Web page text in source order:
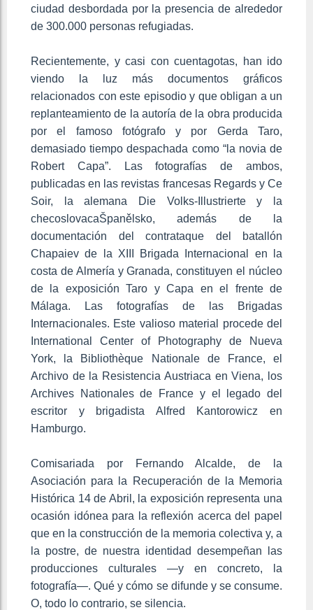
ciudad desbordada por la presencia de alrededor
de 300.000 personas refugiadas.
Recientemente, y casi con cuentagotas, han ido
viendo la luz más documentos gráficos
relacionados con este episodio y que obligan a un
replanteamiento de la autoría de la obra producida
por el famoso fotógrafo y por Gerda Taro,
demasiado tiempo despachada como “la novia de
Robert Capa”. Las fotografías de ambos,
publicadas en las revistas francesas Regards y Ce
Soir, la alemana Die Volks-Illustrierte y la
checoslovacaŠpanělsko, además de la
documentación del contrataque del batallón
Chapaiev de la XIII Brigada Internacional en la
costa de Almería y Granada, constituyen el núcleo
de la exposición Taro y Capa en el frente de
Málaga. Las fotografías de las Brigadas
Internacionales. Este valioso material procede del
International ­Center of Photography de Nueva
York, la Bibliothèque Nationale de France, el
Archivo de la Resistencia Austriaca en Viena, los
Archives Nationales de France y el legado del
escritor y brigadista Alfred Kantorowicz en
Hamburgo.
Comisariada por Fernando Alcalde, de la
Asociación para la Recuperación de la Memoria
Histórica 14 de Abril, la exposición representa una
ocasión idónea para la reflexión acerca del papel
que en la construcción de la memoria colectiva y, a
la postre, de nuestra identidad desempeñan las
producciones culturales —y en concreto, la
fotografía—. Qué y cómo se difunde y se consume.
O, todo lo contrario, se silencia.